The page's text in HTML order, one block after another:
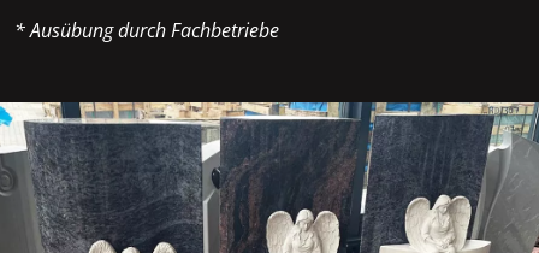
* Ausübung durch Fachbetriebe